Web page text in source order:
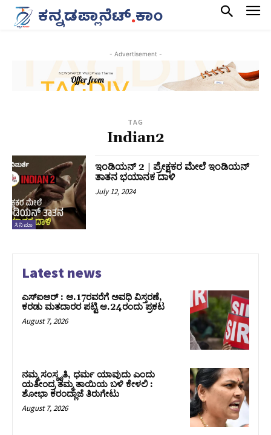
- Advertisement -
TAG
Indian2
ಸಿನಿಮಾ
ಇಂಡಿಯನ್ 2 | ಪ್ರೇಕ್ಷಕರ ಮೇಲೆ ಇಂಡಿಯನ್‌
ತಾತನ ಭಯಾನಕ ದಾಳಿ
July 12, 2024
Latest news
ಎಸ್‌ಐಆರ್‌ : ಆ.17ರವರೆಗೆ ಅವಧಿ ವಿಸ್ತರಣೆ,
ಕರಡು ಮತದಾರರ ಪಟ್ಟಿ ಆ.24ರಂದು ಪ್ರಕಟ
August 7, 2026
ನಮ್ಮ ಸಂಸ್ಕೃತಿ, ಧರ್ಮ ಯಾವುದು ಎಂದು
ಯತೀಂದ್ರ ತಮ್ಮ ತಾಯಿಯ ಬಳಿ ಕೇಳಲಿ :
ಶೋಭಾ ಕರಂದ್ಲಾಜೆ ತಿರುಗೇಟು
August 7, 2026